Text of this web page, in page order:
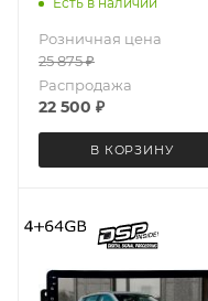
Розничная цена
25 875₽
Распродажа
22 500 ₽
В КОРЗИНУ